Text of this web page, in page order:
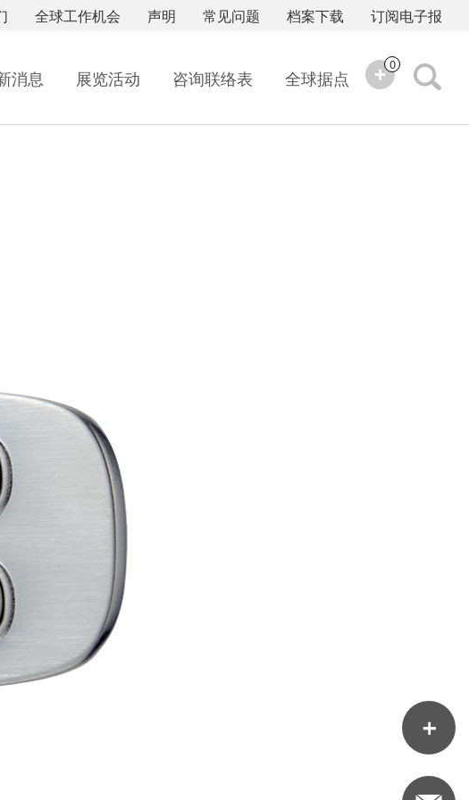
订阅电子报
档案下载
常见问题
声明
全球工作机会
消息 展览活动 咨询联络表 全球据点
0